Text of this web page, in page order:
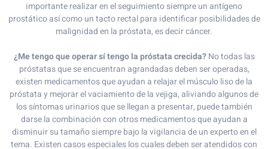
importante realizar en el seguimiento siempre un antígeno
prostático así como un tacto rectal para identificar posibilidades de
malignidad en la próstata, es decir cáncer.
¿Me tengo que operar sí tengo la próstata crecida?No todas las
próstatas que se encuentran agrandadas deben ser operadas,
existen medicamentos que ayudan a relajar el músculo liso de la
próstata y mejorar el vaciamiento de la vejiga, aliviando algunos de
los síntomas urinarios que se llegan a presentar, puede también
darse la combinación con otros medicamentos que ayudan a
disminuir su tamaño siempre bajo la vigilancia de un experto en el
tema. Existen casos especiales los cuales deben ser atendidos con